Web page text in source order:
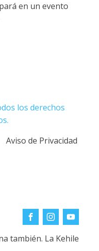
en un evento
los derechos
Aviso de Privacidad
también. La Kehile